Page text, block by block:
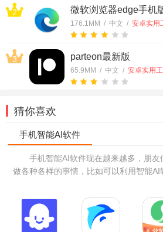
2 微软浏览器edge手机
176.1MM / 中文 / 安卓实用
3 parteon最新版
65.9MM / 中文 / 安卓实用
猜你喜欢
手机智能AI软件现在越来越多，朋
做各种各样的事情，比如可以利用智能AI